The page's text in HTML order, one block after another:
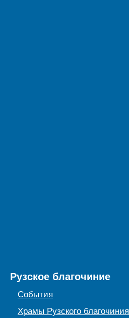
Рузское благочиние
События
Храмы Рузского благочиния